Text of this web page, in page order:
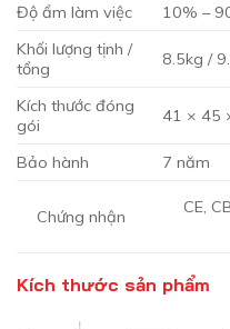
Độ ẩm làm việc
10% –
Khối lượng tịnh /
tổng
8.5kg /
Kích thước đóng
gói
41 × 45
Bảo hành 7 năm
Chứng nhận
CE,
Kích thước sản phẩm